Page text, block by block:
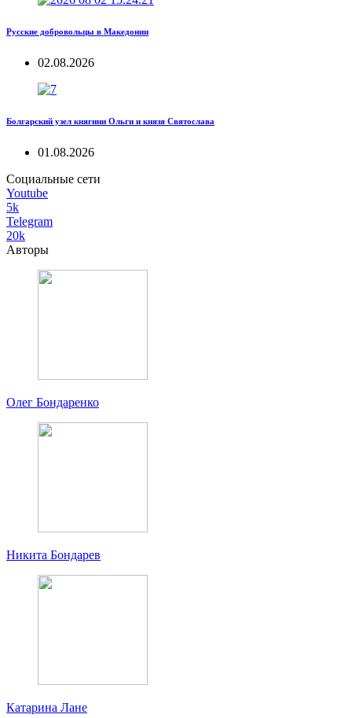
Русские добровольцы в Македонии
02.08.2026
Болгарский узел княгини Ольги и князя Святослава
01.08.2026
Социальные сети
Youtube
5k
Telegram
20k
Авторы
Олег Бондаренко
Никита Бондарев
Катарина Лане